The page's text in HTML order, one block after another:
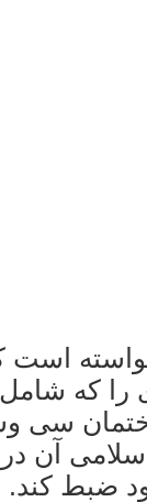
است
را که شامل
آن
ضبط کند.